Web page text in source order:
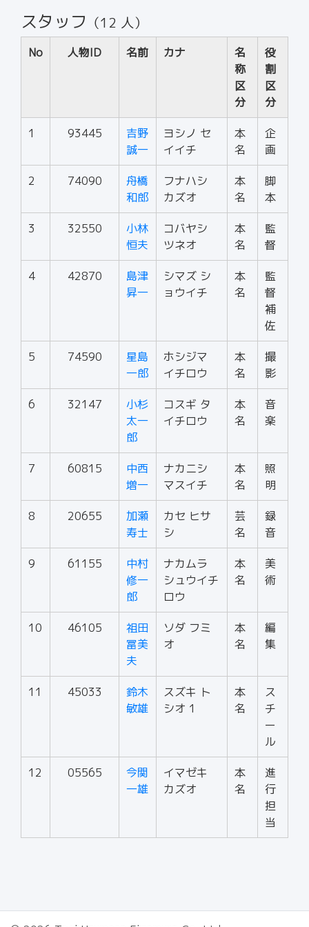
スタッフ （12 人）
No 人物ID 名前 カナ
名
称
区
分
役
割
区
分
1 93445
吉野
誠一
ヨシノ セ
イイチ
本
名
企
画
2 74090
舟橋
和郎
フナハシ
カズオ
本
名
脚
本
3 32550
小林
恒夫
コバヤシ
ツネオ
本
名
監
督
4 42870
島津
昇一
シマズ シ
ョウイチ
本
名
監
督
補
佐
5 74590
星島
一郎
ホシジマ
イチロウ
本
名
撮
影
6 32147
小杉
太一
郎
コスギ タ
イチロウ
本
名
音
楽
7 60815
中西
増一
ナカニシ
マスイチ
本
名
照
明
8 20655
加瀬
寿士
カセ ヒサ
シ
芸
名
録
音
9 61155
中村
修一
郎
ナカムラ
シュウイチ
ロウ
本
名
美
術
10 46105
祖田
冨美
夫
ソダ フミ
オ
本
名
編
集
11 45033
鈴木
敏雄
スズキ ト
シオ 1
本
名
ス
チ
ー
ル
12 05565
今関
一雄
イマゼキ
カズオ
本
名
進
行
担
当